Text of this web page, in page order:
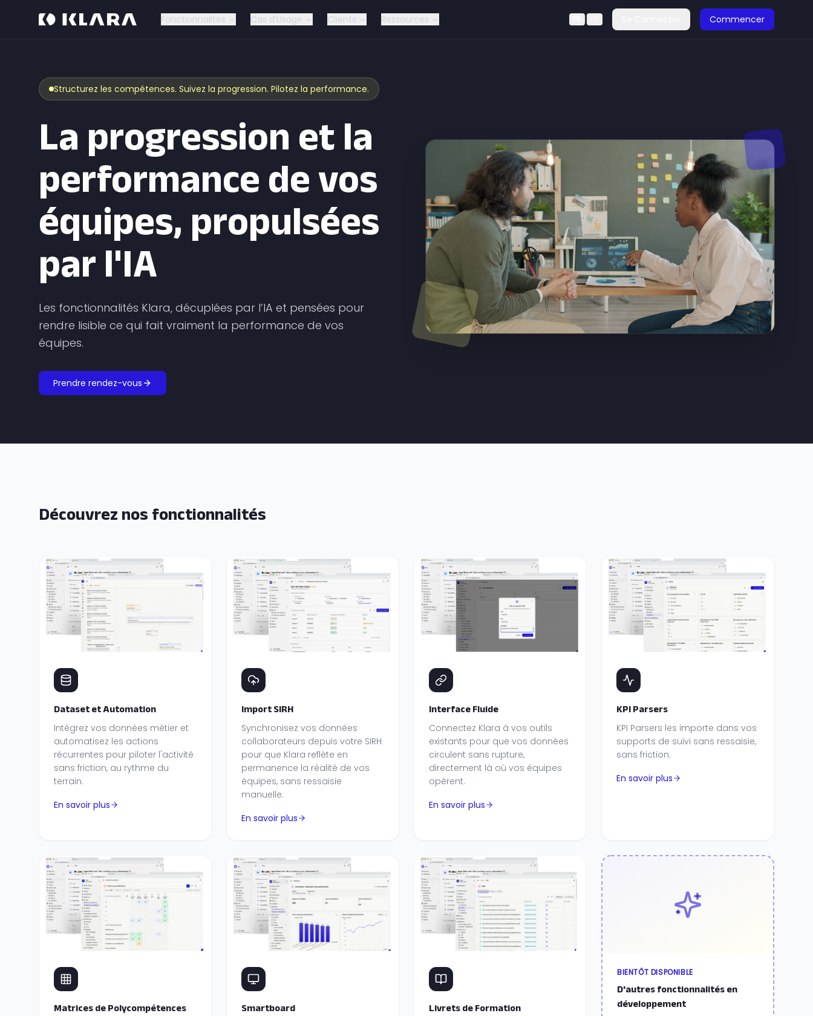
Fonctionnalités Cas d'Usage Clients Ressources Commencer
Structurez les compétences. Suivez la progression. Pilotez la performance.
La progression et la
performance de vos
équipes, propulsées
par l'IA
Les fonctionnalités Klara, décuplées par l’IA et pensées pour
rendre lisible ce qui fait vraiment la performance de vos
équipes.
Prendre rendez-vous
Découvrez nos fonctionnalités
Dataset et Automation
Intégrez vos données métier et
automatisez les actions
récurrentes pour piloter l'activité
sans friction, au rythme du
terrain.
En savoir plus
Import SIRH
Synchronisez vos données
collaborateurs depuis votre SIRH
pour que Klara reflète en
permanence la réalité de vos
équipes, sans ressaisie
manuelle.
En savoir plus
Interface Fluide
Connectez Klara à vos outils
existants pour que vos données
circulent sans rupture,
directement là où vos équipes
opèrent.
En savoir plus
KPI Parsers
KPI Parsers les importe dans vos
supports de suivi sans ressaisie,
sans friction.
En savoir plus
Matrices de Polycompétences Smartboard Livrets de Formation
BIENTÔT DISPONIBLE
D'autres fonctionnalités en
développement